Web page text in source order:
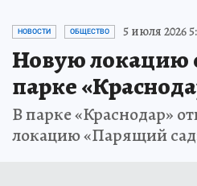
НОВОСТИ ОБЩЕСТВО 5 июля 2026
Новую локацию
парке
В парке «Краснодар»
локацию «Парящий